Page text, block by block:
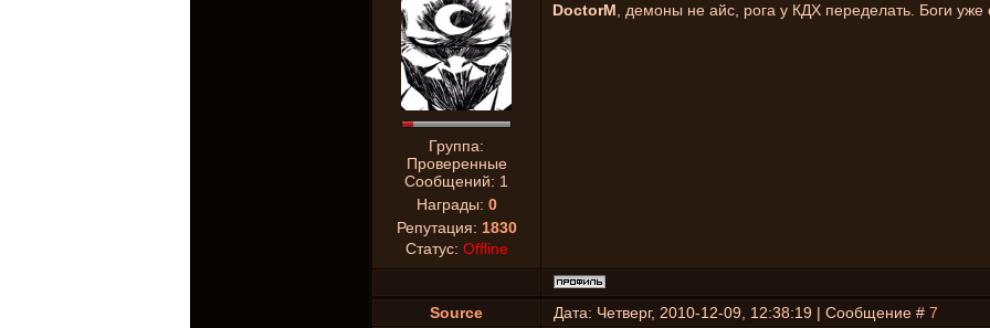
Группа:
Проверенные
Сообщений: 1
Награды: 0
Репутация: 1830
Статус: Offline
DoctorM , демоны не айс, рога у КДХ переделать. Боги уже
Source Дата: Четверг, 2010-12-09, 12:38:19 | Сообщение # 7